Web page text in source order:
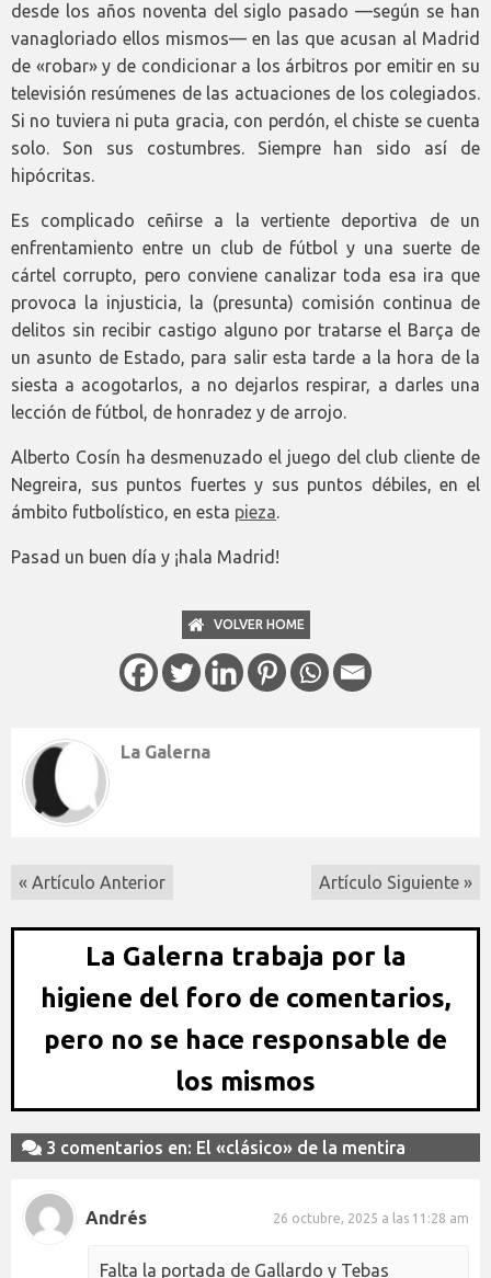
desde los años noventa del siglo pasado —según se han
vanagloriado ellos mismos— en las que acusan al Madrid
de «robar» y de condicionar a los árbitros por emitir en su
televisión resúmenes de las actuaciones de los colegiados.
Si no tuviera ni puta gracia, con perdón, el chiste se cuenta
solo. Son sus costumbres. Siempre han sido así de
hipócritas.
Es complicado ceñirse a la vertiente deportiva de un
enfrentamiento entre un club de fútbol y una suerte de
cártel corrupto, pero conviene canalizar toda esa ira que
provoca la injusticia, la (presunta) comisión continua de
delitos sin recibir castigo alguno por tratarse el Barça de
un asunto de Estado, para salir esta tarde a la hora de la
siesta a acogotarlos, a no dejarlos respirar, a darles una
lección de fútbol, de honradez y de arrojo.
Alberto Cosín ha desmenuzado el juego del club cliente de
Negreira, sus puntos fuertes y sus puntos débiles, en el
ámbito futbolístico, en esta pieza.
Pasad un buen día y ¡hala Madrid!
VOLVER HOME
La Galerna
« Artículo Anterior Artículo Siguiente »
La Galerna trabaja por la
higiene del foro de comentarios,
pero no se hace responsable de
los mismos
3 comentarios en: El «clásico» de la mentira
Andrés 26 octubre, 2025 a las 11:28 am
Falta la portada de Gallardo y Tebas